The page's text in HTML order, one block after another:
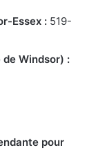
Essex : 519-
de Windsor) :
pour